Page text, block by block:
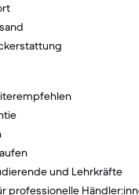
und Lehrkräfte
professionelle